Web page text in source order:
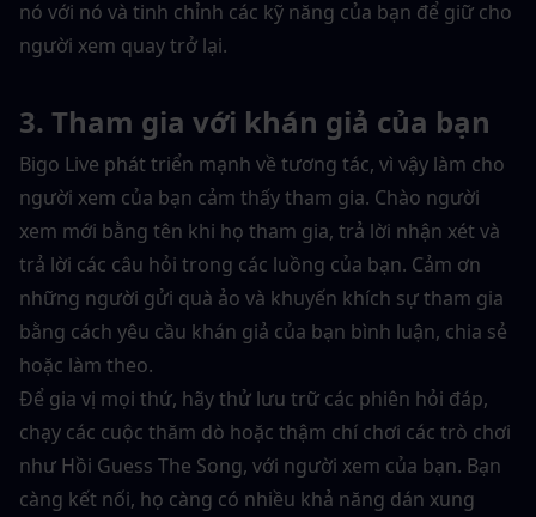
nó với nó và tinh chỉnh các kỹ năng của bạn để giữ cho
người xem quay trở lại.
3. Tham gia với khán giả của bạn
Bigo Live phát triển mạnh về tương tác, vì vậy làm cho
người xem của bạn cảm thấy tham gia. Chào người
xem mới bằng tên khi họ tham gia, trả lời nhận xét và
trả lời các câu hỏi trong các luồng của bạn. Cảm ơn
những người gửi quà ảo và khuyến khích sự tham gia
bằng cách yêu cầu khán giả của bạn bình luận, chia sẻ
hoặc làm theo.
Để gia vị mọi thứ, hãy thử lưu trữ các phiên hỏi đáp,
chạy các cuộc thăm dò hoặc thậm chí chơi các trò chơi
như Hồi Guess The Song, với người xem của bạn. Bạn
càng kết nối, họ càng có nhiều khả năng dán xung